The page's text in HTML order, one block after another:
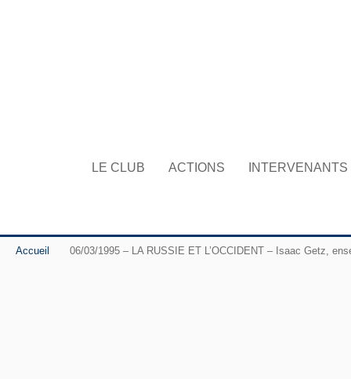
LE CLUB ACTIONS INTERVENANTS
Accueil 06/03/1995 – LA RUSSIE ET L’OCCIDENT – Isaac Getz,